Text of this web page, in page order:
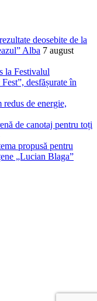
deosebite de la
Alba 7 august
la Festivalul
desfășurate în
de energie,
de canotaj pentru toți
propusă pentru
„Lucian Blaga”